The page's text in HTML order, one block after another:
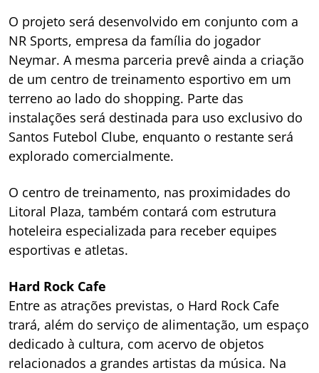
O projeto será desenvolvido em conjunto com a
NR Sports, empresa da família do jogador
Neymar. A mesma parceria prevê ainda a criação
de um centro de treinamento esportivo em um
terreno ao lado do shopping. Parte das
instalações será destinada para uso exclusivo do
Santos Futebol Clube, enquanto o restante será
explorado comercialmente.
O centro de treinamento, nas proximidades do
Litoral Plaza, também contará com estrutura
hoteleira especializada para receber equipes
esportivas e atletas.
Hard Rock Cafe
Entre as atrações previstas, o Hard Rock Cafe
trará, além do serviço de alimentação, um espaço
dedicado à cultura, com acervo de objetos
relacionados a grandes artistas da música. Na